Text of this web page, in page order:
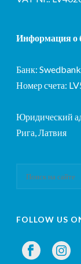
Информация о
Банк:
Номер счета:
Юридический
Рига, Латвия
FOLLOW US